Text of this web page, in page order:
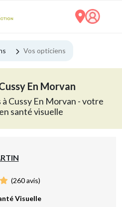
Vos opticiens
En Morvan
Cussy En Morvan - votre
santé visuelle
(260avis)
Visuelle